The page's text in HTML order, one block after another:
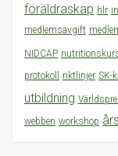
föräldraskap hlr
medlemsavgift
NIDCAP
protokoll
riktlinjer SK-
utbildning
webben workshop